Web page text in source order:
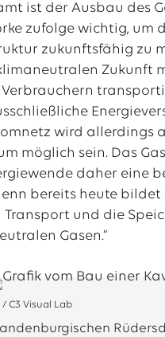
ist der Ausbau des
zufolge wichtig, um
zukunftsfähig zu
Zukunft
Verbrauchern
wird allerdings
möglich sein. Das
daher eine
bereits heute bildet
Transport und die
Gasen.“
/ C3 Visual Lab